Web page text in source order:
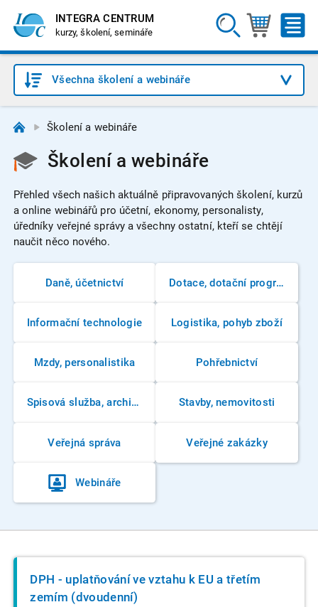
INTEGRA CENTRUM
kurzy, školení, semináře
Všechna školení a webináře
Školení a webináře
Školení a webináře
Přehled všech našich aktuálně připravovaných školení, kurzů
a online webinářů pro účetní, ekonomy, personalisty,
úředníky veřejné správy a všechny ostatní, kteří se chtějí
naučit něco nového.
Daně, účetnictví Dotace, dotační programy
Informační technologie Logistika, pohyb zboží
Mzdy, personalistika Pohřebnictví
Spisová služba, archivnictví Stavby, nemovitosti
Veřejná správa Veřejné zakázky
Webináře
DPH - uplatňování ve vztahu k EU a třetím
zemím (dvoudenní)